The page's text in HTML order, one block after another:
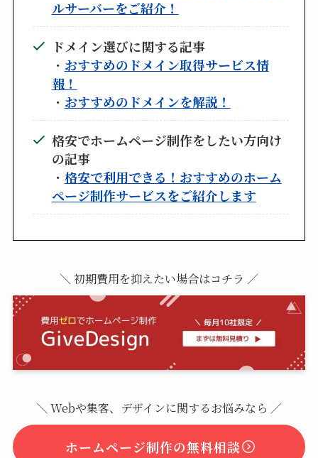
ルサーバーをご紹介！
ドメイン選びに関する記事
・ おすすめのドメイン取得サービス情
報！
・ おすすめのドメインを解説！
格安でホームページ制作をしたい方向け
の記事
・ 格安で利用できる！おすすめのホーム
ページ制作サービスをご紹介します
＼ 初期費用を抑えたい場合はコチラ ／
＼ Webや集客、デザインに関するお悩みなら ／
ホームページ制作の無料相談